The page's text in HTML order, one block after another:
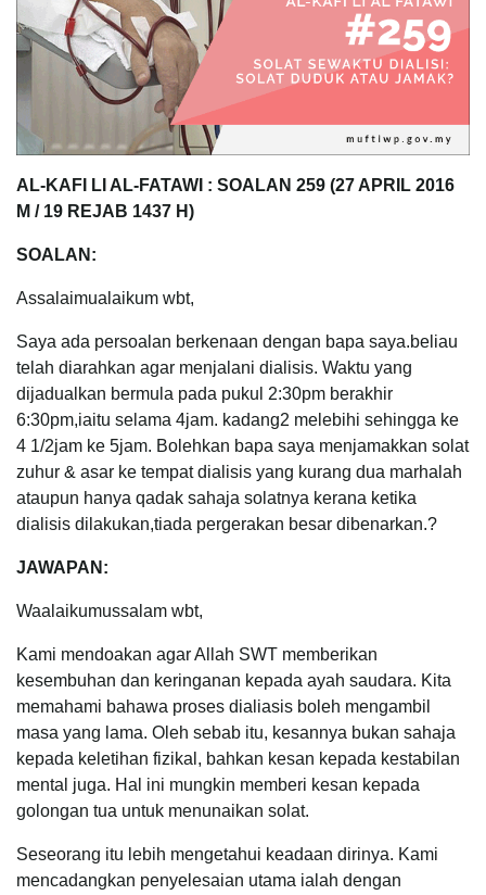
AL-KAFI LI AL-FATAWI : SOALAN 259 (27 APRIL 2016
M / 19 REJAB 1437 H)
SOALAN:
Assalaimualaikum wbt,
Saya ada persoalan berkenaan dengan bapa saya.beliau
telah diarahkan agar menjalani dialisis. Waktu yang
dijadualkan bermula pada pukul 2:30pm berakhir
6:30pm,iaitu selama 4jam. kadang2 melebihi sehingga ke
4 1/2jam ke 5jam. Bolehkan bapa saya menjamakkan solat
zuhur & asar ke tempat dialisis yang kurang dua marhalah
ataupun hanya qadak sahaja solatnya kerana ketika
dialisis dilakukan,tiada pergerakan besar dibenarkan.?
JAWAPAN:
Waalaikumussalam wbt,
Kami mendoakan agar Allah SWT memberikan
kesembuhan dan keringanan kepada ayah saudara. Kita
memahami bahawa proses dialiasis boleh mengambil
masa yang lama. Oleh sebab itu, kesannya bukan sahaja
kepada keletihan fizikal, bahkan kesan kepada kestabilan
mental juga. Hal ini mungkin memberi kesan kepada
golongan tua untuk menunaikan solat.
Seseorang itu lebih mengetahui keadaan dirinya. Kami
mencadangkan penyelesaian utama ialah dengan